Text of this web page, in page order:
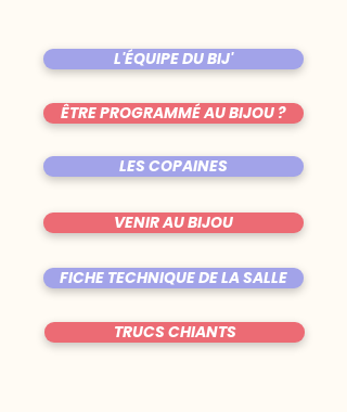
L'ÉQUIPE DU BIJ'
ÊTRE PROGRAMMÉ AU BIJOU ?
LES COPAINES
VENIR AU BIJOU
FICHE TECHNIQUE DE LA SALLE
TRUCS CHIANTS